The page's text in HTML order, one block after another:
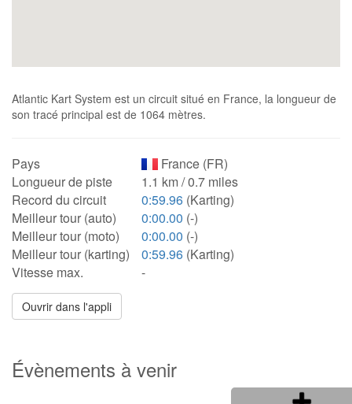
Atlantic Kart System est un circuit situé en France, la longueur de
son tracé principal est de 1064 mètres.
Pays
France (FR)
Longueur de piste
1.1 km / 0.7 miles
Record du circuit
0:59.96 (Karting)
Meilleur tour (auto)
0:00.00 (-)
Meilleur tour (moto)
0:00.00 (-)
Meilleur tour (karting)
0:59.96 (Karting)
Vitesse max.
-
Ouvrir dans l'appli
Évènements à venir